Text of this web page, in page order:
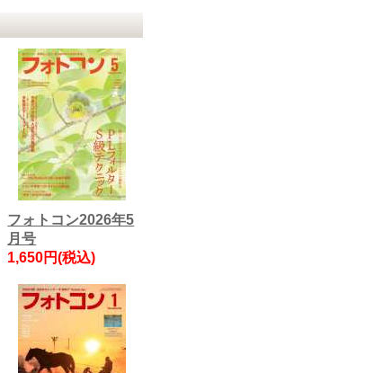
フォトコン2026年5
月号
1,650円(税込)